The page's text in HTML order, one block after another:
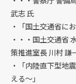
武志 氏
・「国土交通省に
・・・国土交通省
策推進室長 川村 謙
・「内陸直下型地
える～」